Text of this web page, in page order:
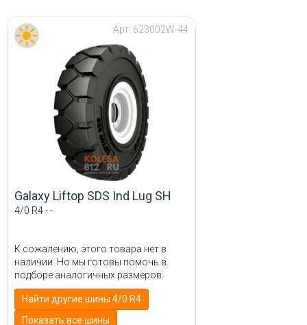
Арт: 623002W-44
Galaxy Liftop SDS Ind Lug SH
4/0 R4 - -
К сожалению, этого товара нет в
наличии. Но мы готовы помочь в
подборе аналогичных размеров:
Найти другие шины 4/0 R4
Показать все шины